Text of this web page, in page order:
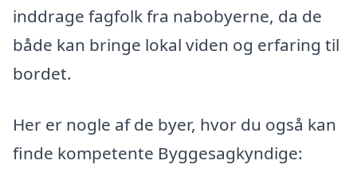
inddrage fagfolk fra nabobyerne, da de
både kan bringe lokal viden og erfaring til
bordet.
Her er nogle af de byer, hvor du også kan
finde kompetente Byggesagkyndige: